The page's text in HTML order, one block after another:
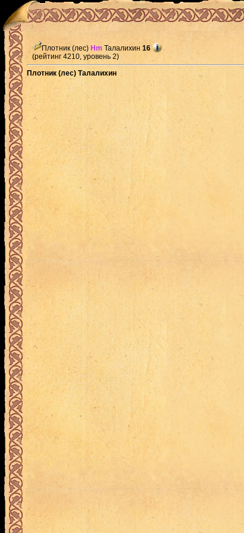
Плотник (лес) Hm Талалихин 16
(рейтинг 4210, уровень 2)
Плотник (лес) Талалихин